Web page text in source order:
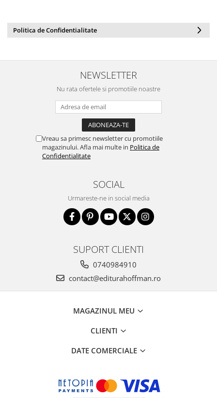
Politica de Confidentialitate
NEWSLETTER
Nu rata ofertele si promotiile noastre
Vreau sa primesc newsletter cu promotiile
magazinului. Afla mai multe in Politica de
Confidentialitate
SOCIAL
Urmareste-ne in social media
SUPORT CLIENTI
0740984910
contact@editurahoffman.ro
MAGAZINUL MEU
CLIENTI
DATE COMERCIALE